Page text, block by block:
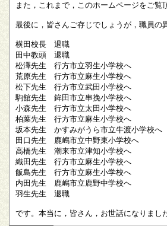
また，これまで，このホームページをご覧
最後に，皆さんご存じでしょうが，職員の
横田校長 退職
田中教頭 退職
松澤先生 行方市立羽生小学校へ
荒原先生 行方市立麻生小学校へ
松下先生 行方市立武田小学校へ
駒舘先生 鉾田市立串挽小学校へ
小森先生 行方市立太田小学校へ
柏葉先生 行方市立麻生小学校へ
坂本先生 かすみがうら市立牛渡小学校へ
田口先生 鹿嶋市立中野東小学校へ
高橋先生 潮来市立津知小学校へ
織田先生 行方市立麻生小学校へ
飯島先生 行方市立麻生小学校へ
内田先生 鹿嶋市立鹿野中学校へ
羽生先生 退職
です。本当に，皆さん，お世話になりまし